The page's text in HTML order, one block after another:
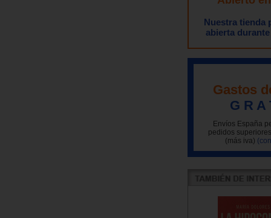
Nuestra tienda
abierta
Gastos
G R A
Envíos España
pedidos
(más iva)